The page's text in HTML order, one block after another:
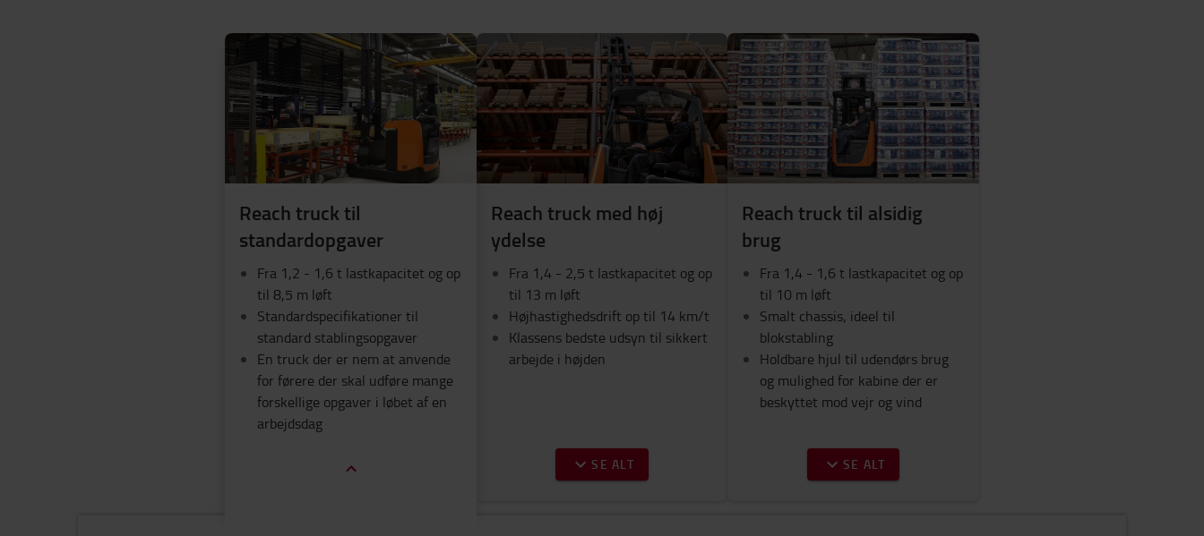
Reach truck til
standardopgaver
Fra 1,2 - 1,6 t lastkapacitet og op
til 8,5 m løft
Standardspecifikationer til
standard stablingsopgaver
En truck der er nem at anvende
for førere der skal udføre mange
forskellige opgaver i løbet af en
arbejdsdag
Reach truck med høj
ydelse
Fra 1,4 - 2,5 t lastkapacitet og op
til 13 m løft
Højhastighedsdrift op til 14 km/t
Klassens bedste udsyn til sikkert
arbejde i højden
SE ALT
Reach truck til alsidig
brug
Fra 1,4 - 1,6 t lastkapacitet og op
til 10 m løft
Smalt chassis, ideel til
blokstabling
Holdbare hjul til udendørs brug
og mulighed for kabine der er
beskyttet mod vejr og vind
SE ALT